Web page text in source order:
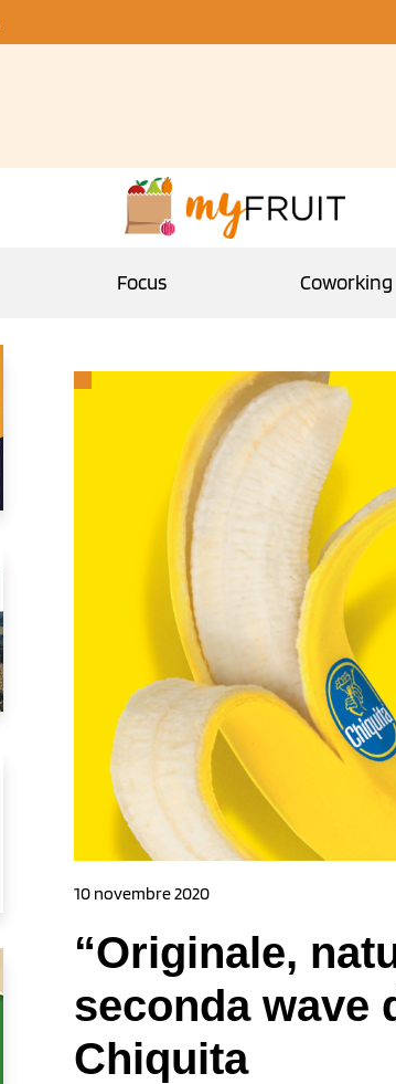
Focus Coworking
10 novembre 2020
“Originale,
seconda wave
Chiquita